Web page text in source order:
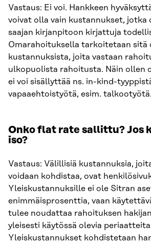
Vastaus: Ei voi. Hankkeen
voivat olla vain kustannukset, jotka
saajan kirjanpitoon kirjattuja
Omarahoituksella tarkoitetaan sitä
kustannuksista, joita vastaan
ulkopuolista rahoitusta. Näin ollen
ei voi sisällyttää ns. in-kind-
vapaaehtoistyötä, esim. talkootyötä.
Onko flat rate sallittu? Jos
iso?
Vastaus: Välillisiä kustannuksia,
voidaan kohdistaa, ovat
Yleiskustannuksille ei ole Sitran
enimmäisprosenttia, vaan
tulee noudattaa rahoituksen
yleisesti käytössä olevia
Yleiskustannukset kohdistetaan